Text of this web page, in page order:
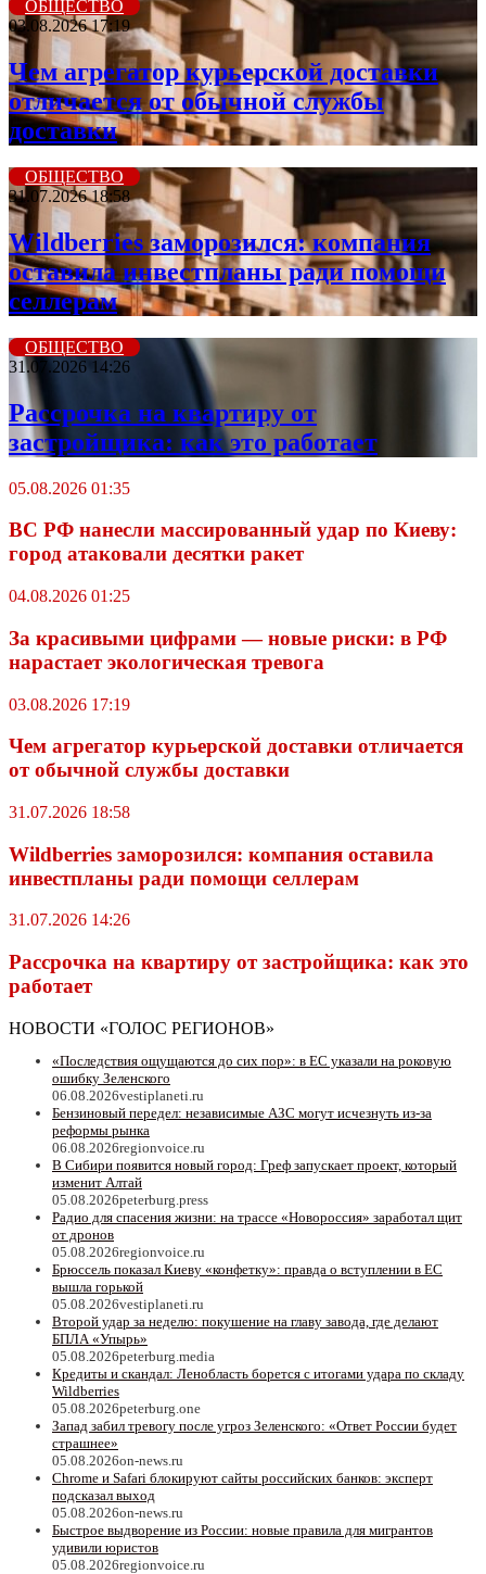
ОБЩЕСТВО
03.08.2026 17:19
Чем агрегатор курьерской доставки
отличается от обычной службы
доставки
ОБЩЕСТВО
31.07.2026 18:58
Wildberriеs заморозился: компания
оставила инвестпланы ради помощи
селлерам
ОБЩЕСТВО
31.07.2026 14:26
Рассрочка на квартиру от
застройщика: как это работает
05.08.2026 01:35
ВС РФ нанесли массированный удар по Киеву:
город атаковали десятки ракет
04.08.2026 01:25
За красивыми цифрами — новые риски: в РФ
нарастает экологическая тревога
03.08.2026 17:19
Чем агрегатор курьерской доставки отличается
от обычной службы доставки
31.07.2026 18:58
Wildberriеs заморозился: компания оставила
инвестпланы ради помощи селлерам
31.07.2026 14:26
Рассрочка на квартиру от застройщика: как это
работает
НОВОСТИ «ГОЛОС РЕГИОНОВ»
«Последствия ощущаются до сих пор»: в ЕС указали на роковую
ошибку Зеленского
06.08.2026vestiplaneti.ru
Бензиновый передел: независимые АЗС могут исчезнуть из-за
реформы рынка
06.08.2026regionvoice.ru
В Сибири появится новый город: Греф запускает проект, который
изменит Алтай
05.08.2026peterburg.press
Радио для спасения жизни: на трассе «Новороссия» заработал щит
от дронов
05.08.2026regionvoice.ru
Брюссель показал Киеву «конфетку»: правда о вступлении в ЕС
вышла горькой
05.08.2026vestiplaneti.ru
Второй удар за неделю: покушение на главу завода, где делают
БПЛА «Упырь»
05.08.2026peterburg.media
Кредиты и скандал: Ленобласть борется с итогами удара по складу
Wildberries
05.08.2026peterburg.one
Запад забил тревогу после угроз Зеленского: «Ответ России будет
страшнее»
05.08.2026on-news.ru
Chrome и Safari блокируют сайты российских банков: эксперт
подсказал выход
05.08.2026on-news.ru
Быстрое выдворение из России: новые правила для мигрантов
удивили юристов
05.08.2026regionvoice.ru